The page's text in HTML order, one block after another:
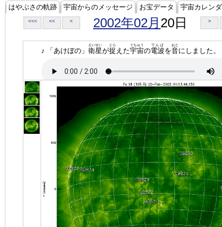
はやぶさの軌跡 宇宙からのメッセージ お宝データ 宇宙カレン
<<< << < 2002年02月 20日 >
♪ 「あけぼの」 衛星
えいせい
が捉
とら
えた宇宙
うちゅう
の電波
でんぱ
を音
おと
にしました。